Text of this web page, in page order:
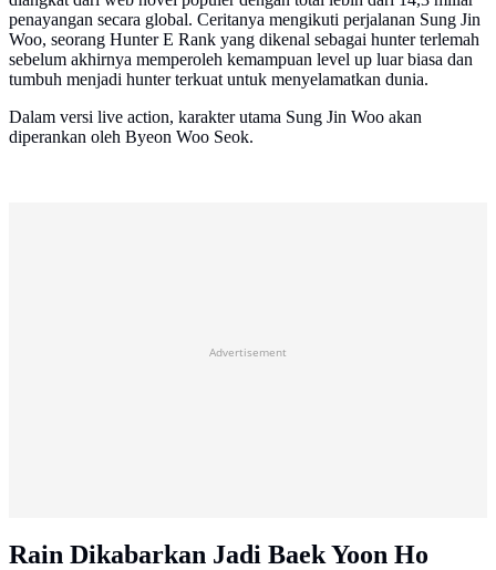
penayangan secara global. Ceritanya mengikuti perjalanan Sung Jin
Woo, seorang Hunter E Rank yang dikenal sebagai hunter terlemah
sebelum akhirnya memperoleh kemampuan level up luar biasa dan
tumbuh menjadi hunter terkuat untuk menyelamatkan dunia.
Dalam versi live action, karakter utama Sung Jin Woo akan
diperankan oleh Byeon Woo Seok.
Advertisement
Rain Dikabarkan Jadi Baek Yoon Ho